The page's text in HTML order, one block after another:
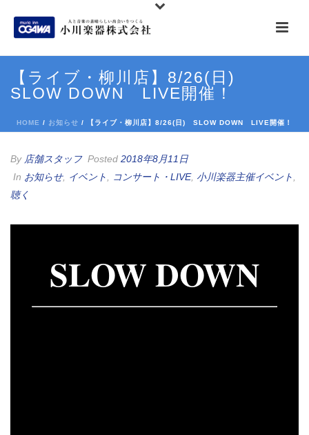
【ライブ・柳川店】8/26(日)
SLOW DOWN LIVE開催！
HOME / お知らせ / 【ライブ・柳川店】8/26(日) SLOW DOWN LIVE開催！
By 店舗スタッフ Posted 2018年8月11日
In お知らせ, イベント コンサート・LIVE, 小川楽器主催イベント
聴く
SLOW DOWN